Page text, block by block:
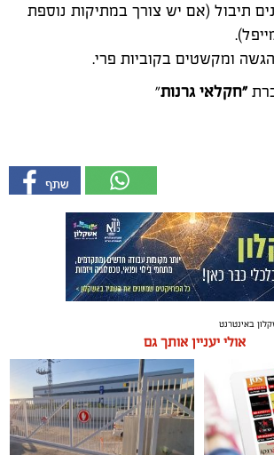
תיבול (אם יש צורך במתיקות נוספת
ומקשטים בקוביות פרי.
"חקלאי גרנות"
באינטרנט
אולי יעניין אותך גם